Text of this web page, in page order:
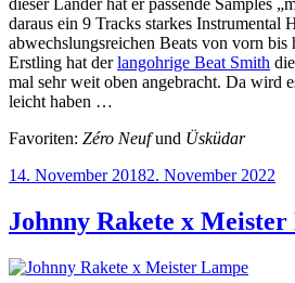
dieser Länder hat er passende Samples
daraus ein 9 Tracks starkes
abwechslungsreichen Beats von vorn
Erstling hat derlangohrige Beat Smith
mal sehr weit oben angebracht. Da wird
leicht haben …
Favoriten: Zéro Neufund Üsküdar
Veröffentlicht
14. November 20182. November 2022
Johnny Rakete x Meister